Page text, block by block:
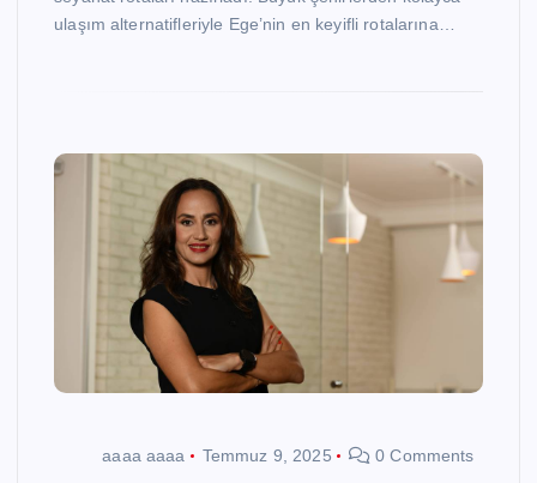
ulaşım alternatifleriyle Ege’nin en keyifli rotalarına…
aaaa aaaa Temmuz 9, 2025 0 Comments